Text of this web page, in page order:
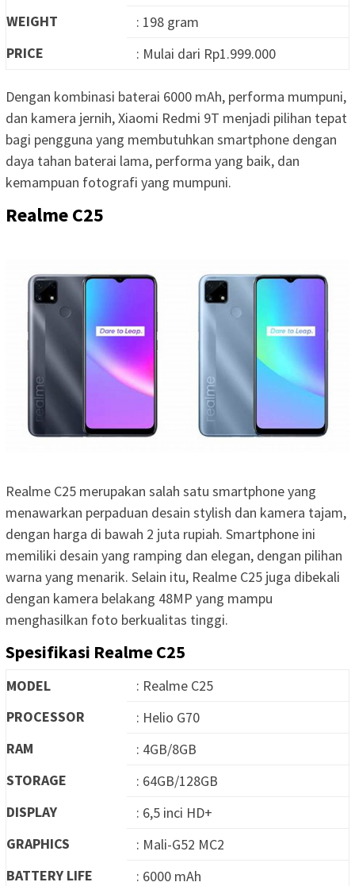
WEIGHT
: 198 gram
PRICE
: Mulai dari Rp1.999.000
Dengan kombinasi baterai 6000 mAh, performa mumpuni,
dan kamera jernih, Xiaomi Redmi 9T menjadi pilihan tepat
bagi pengguna yang membutuhkan smartphone dengan
daya tahan baterai lama, performa yang baik, dan
kemampuan fotografi yang mumpuni.
Realme C25
Realme C25 merupakan salah satu smartphone yang
menawarkan perpaduan desain stylish dan kamera tajam,
dengan harga di bawah 2 juta rupiah. Smartphone ini
memiliki desain yang ramping dan elegan, dengan pilihan
warna yang menarik. Selain itu, Realme C25 juga dibekali
dengan kamera belakang 48MP yang mampu
menghasilkan foto berkualitas tinggi.
Spesifikasi Realme C25
MODEL
: Realme C25
PROCESSOR
: Helio G70
RAM
: 4GB/8GB
STORAGE
: 64GB/128GB
DISPLAY
: 6,5 inci HD+
GRAPHICS
: Mali-G52 MC2
BATTERY LIFE
: 6000 mAh